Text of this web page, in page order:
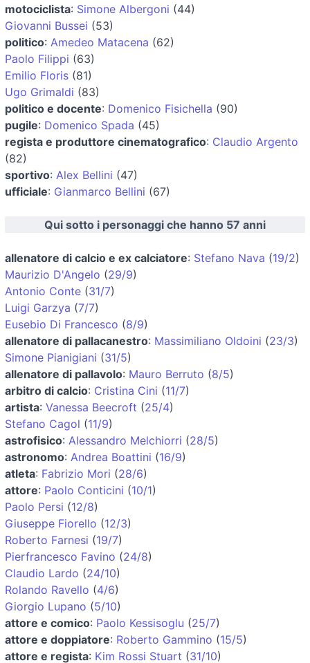
motociclista: Simone Albergoni (44)
Giovanni Bussei (53)
politico: Amedeo Matacena (62)
Paolo Filippi (63)
Emilio Floris (81)
Ugo Grimaldi (83)
politico e docente: Domenico Fisichella (90)
pugile: Domenico Spada (45)
regista e produttore cinematografico: Claudio Argento
(82)
sportivo: Alex Bellini (47)
ufficiale: Gianmarco Bellini (67)
Qui sotto i personaggi che hanno 57 anni
allenatore di calcio e ex calciatore: Stefano Nava (19/2)
Maurizio D'Angelo (29/9)
Antonio Conte (31/7)
Luigi Garzya (7/7)
Eusebio Di Francesco (8/9)
allenatore di pallacanestro: Massimiliano Oldoini (23/3)
Simone Pianigiani (31/5)
allenatore di pallavolo: Mauro Berruto (8/5)
arbitro di calcio: Cristina Cini (11/7)
artista: Vanessa Beecroft (25/4)
Stefano Cagol (11/9)
astrofisico: Alessandro Melchiorri (28/5)
astronomo: Andrea Boattini (16/9)
atleta: Fabrizio Mori (28/6)
attore: Paolo Conticini (10/1)
Paolo Persi (12/8)
Giuseppe Fiorello (12/3)
Roberto Farnesi (19/7)
Pierfrancesco Favino (24/8)
Claudio Lardo (24/10)
Rolando Ravello (4/6)
Giorgio Lupano (5/10)
attore e comico: Paolo Kessisoglu (25/7)
attore e doppiatore: Roberto Gammino (15/5)
attore e regista: Kim Rossi Stuart (31/10)